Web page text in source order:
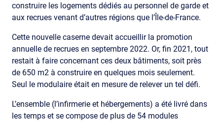
construire les logements dédiés au personnel de garde et
aux recrues venant d’autres régions que l’Île-de-France.
Cette nouvelle caserne devait accueillir la promotion
annuelle de recrues en septembre 2022. Or, fin 2021, tout
restait à faire concernant ces deux bâtiments, soit près
de 650 m2 à construire en quelques mois seulement.
Seul le modulaire était en mesure de relever un tel défi.
L’ensemble (l’infirmerie et hébergements) a été livré dans
les temps et se compose de plus de 54 modules